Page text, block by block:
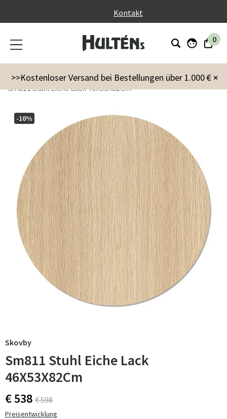
Kontakt
0
×
>>Kostenloser Versand bei Bestellungen über 1.000 €
Möbel Stühle
Esstühle
Sm811 Stuhl Eiche Lack 46X53X82Cm
-10%
Skovby
Sm811 Stuhl Eiche Lack
46X53X82Cm
€ 538 € 598
Preisentwicklung